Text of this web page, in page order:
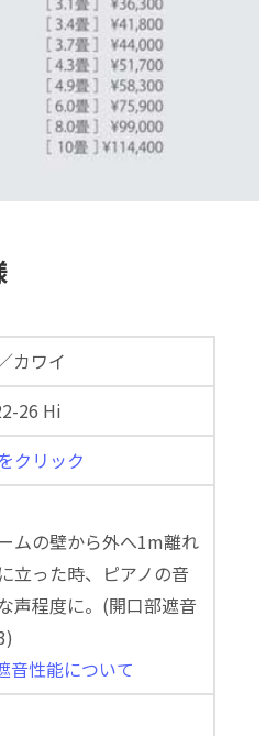
カワイ
26 Hi
クリック
ムの壁から外へ1m離れ
立った時、ピアノの音
声程度に。(開口部遮音
音性能について